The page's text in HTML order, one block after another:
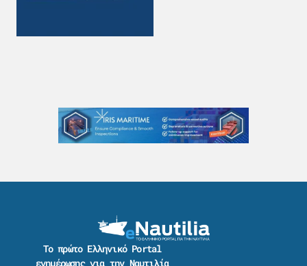
Το πρώτο Ελληνικό Portal
ενημέρωσης για την Ναυτιλία